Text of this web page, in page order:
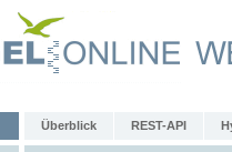
Überblick REST-API